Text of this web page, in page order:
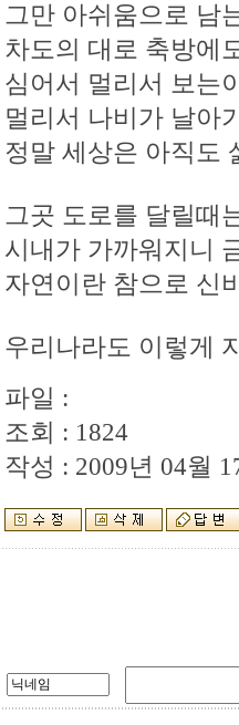
그만 아쉬움으로 남
차도의 대로 축방에
심어서 멀리서 보는
멀리서 나비가 날아
정말 세상은 아직도
그곳 도로를 달릴때
시내가 가까워지니
자연이란 참으로 신
우리나라도 이렇게
파일 :
조회 : 1824
작성 : 2009년 04월